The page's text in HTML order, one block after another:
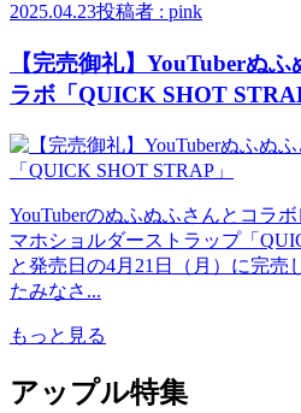
2025.04.23投稿者 : pink
【完売御礼】YouTuberぬ
ラボ「QUICK SHOT
YouTuberのぬふぬふさんとコラ
マホショルダーストラップ「
と発売日の4月21日（月）に完売
たみなさ...
もっと見る
アップル特集